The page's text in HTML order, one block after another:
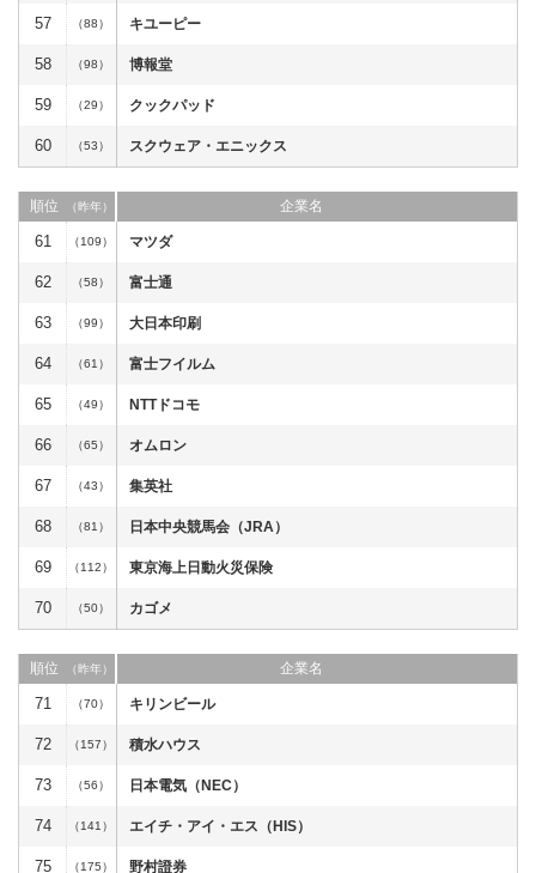
57 （88） キユーピー
58 （98） 博報堂
59 （29） クックパッド
60 （53） スクウェア・エニックス
順位 （昨年） 企業名
61 （109） マツダ
62 （58） 富士通
63 （99） 大日本印刷
64 （61） 富士フイルム
65 （49） NTTドコモ
66 （65） オムロン
67 （43） 集英社
68 （81） 日本中央競馬会（JRA）
69 （112） 東京海上日動火災保険
70 （50） カゴメ
順位 （昨年） 企業名
71 （70） キリンビール
72 （157） 積水ハウス
73 （56） 日本電気（NEC）
74 （141） エイチ・アイ・エス（HIS）
75 （175） 野村證券